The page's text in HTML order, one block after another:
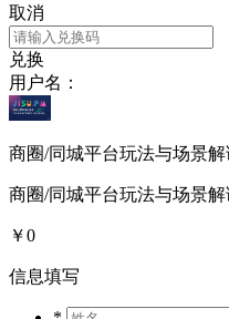
取消
兑换
用户名：
商圈/同城平台玩法与场景解
商圈/同城平台玩法与场景解
￥0
信息填写